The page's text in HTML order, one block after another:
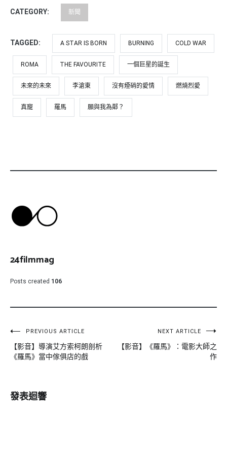
CATEGORY: 新聞
TAGGED: A STAR IS BORN BURNING COLD WAR
ROMA THE FAVOURITE 一個巨星的誕生
未來的未來 李滄東 沒有煙硝的愛情 燃燒烈愛
真寵 羅馬 願與我為鄰？
24filmmag
Posts created 106
文
章
覽
PREVIOUS ARTICLE
【影音】導演艾方索柯朗剖析
《羅馬》當中傢俱店的戲
NEXT ARTICLE
【影音】《羅馬》：電影大師之
作
發表迴響